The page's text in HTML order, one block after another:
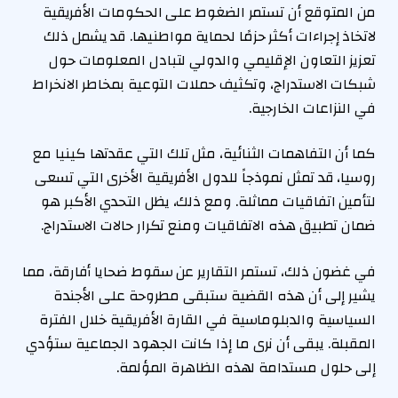
من المتوقع أن تستمر الضغوط على الحكومات الأفريقية
لاتخاذ إجراءات أكثر حزمًا لحماية مواطنيها. قد يشمل ذلك
تعزيز التعاون الإقليمي والدولي لتبادل المعلومات حول
شبكات الاستدراج، وتكثيف حملات التوعية بمخاطر الانخراط
في النزاعات الخارجية.
كما أن التفاهمات الثنائية، مثل تلك التي عقدتها كينيا مع
روسيا، قد تمثل نموذجاً للدول الأفريقية الأخرى التي تسعى
لتأمين اتفاقيات مماثلة. ومع ذلك، يظل التحدي الأكبر هو
ضمان تطبيق هذه الاتفاقيات ومنع تكرار حالات الاستدراج.
في غضون ذلك، تستمر التقارير عن سقوط ضحايا أفارقة، مما
يشير إلى أن هذه القضية ستبقى مطروحة على الأجندة
السياسية والدبلوماسية في القارة الأفريقية خلال الفترة
المقبلة. يبقى أن نرى ما إذا كانت الجهود الجماعية ستؤدي
إلى حلول مستدامة لهذه الظاهرة المؤلمة.